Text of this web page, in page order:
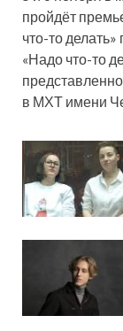
пройдёт
что-то
«Надо что-то
в МХТ имени